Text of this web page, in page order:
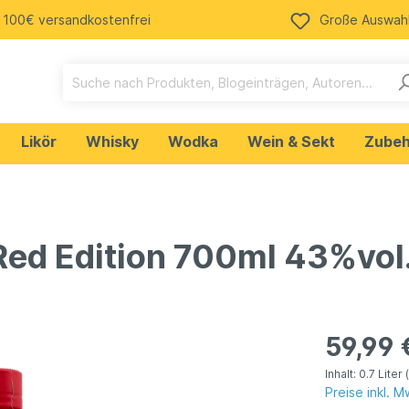
100€ versandkostenfrei Große Auswahl
Likör Whisky Wodka Wein & Sekt
Bud Spencer &
Edition 700ml
59,99
Inhalt: 0.7 Liter
Preise inkl.